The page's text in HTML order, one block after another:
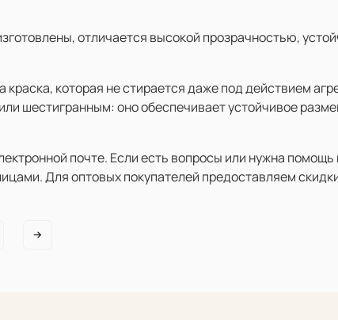
отличается высокой прозрачностью,
которая не стирается даже под действием
шестигранным: оно обеспечивает устойчивое
почте. Если есть вопросы или нужна
Для оптовых покупателей предоставляем